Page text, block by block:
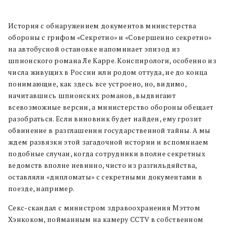
История с обнаружением документов министерства
обороны с грифом «Секретно» и «Совершенно секретно»
на автобусной остановке напоминает эпизод из
шпионского романа Ле Карре. Конспирологи, особенно из
числа живущих в России или родом оттуда, не до конца
понимающие, как здесь все устроено, но, видимо,
начитавшись шпионских романов, выдвигают
всевозможные версии, а министерство обороны обещает
разобраться. Если виновник будет найден, ему грозит
обвинение в разглашении государственной тайны. А мы
ждем развязки этой загадочной истории и вспоминаем
подобные случаи, когда сотрудники вполне секретных
ведомств вполне невинно, чисто из разгильдяйства,
оставляли «дипломаты» с секретными документами в
поезде, например.
Секс-скандал с министром здравоохранения Мэттом
Хэнкоком, пойманным на камеру CCTV в собственном